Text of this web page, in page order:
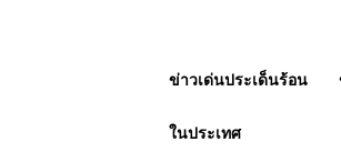
ข่าวเด่นประเด็นร้อน
ในประเทศ